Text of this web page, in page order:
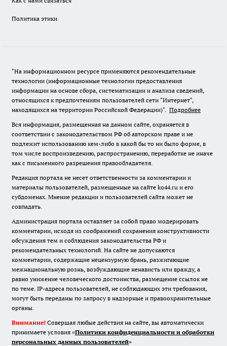
Политика этики
"На информационном ресурсе применяются рекомендательные
технологии (информационные технологии предоставления
информации на основе сбора, систематизации и анализа сведений,
относящихся к предпочтениям пользователей сети "Интернет",
находящихся на территории Российской Федерации)". Подробнее
Вся информация, размещенная на данном сайте, охраняется в
соответствии с законодательством РФ об авторском праве и не
подлежит использованию кем-либо в какой бы то ни было форме, в
том числе воспроизведению, распространению, переработке не иначе
как с письменного разрешения правообладателя.
Редакция портала не несет ответственности за комментарии и
материалы пользователей, размещенные на сайте ko44.ru и его
субдоменах. Мнение редакции и пользователей сайта может не
совпадать.
Администрация портала оставляет за собой право модерировать
комментарии, исходя из соображений сохранения конструктивности
обсуждения тем и соблюдения законодательства РФ и
рекомендательных технологий. На сайте не допускаются
комментарии, содержащие нецензурную брань, разжигающие
межнациональную рознь, возбуждающие ненависть или вражду, а
равно унижение человеческого достоинства, размещение ссылок не
по теме. IP-адреса пользователей, не соблюдающих эти требования,
могут быть переданы по запросу в надзорные и правоохранительные
органы.
Внимание! Совершая любые действия на сайте, вы автоматически
принимаете условия «Политики конфиденциальности и обработки
персональных данных пользователей»